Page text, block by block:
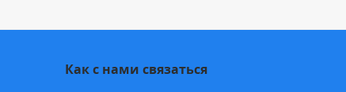
Как с нами связаться